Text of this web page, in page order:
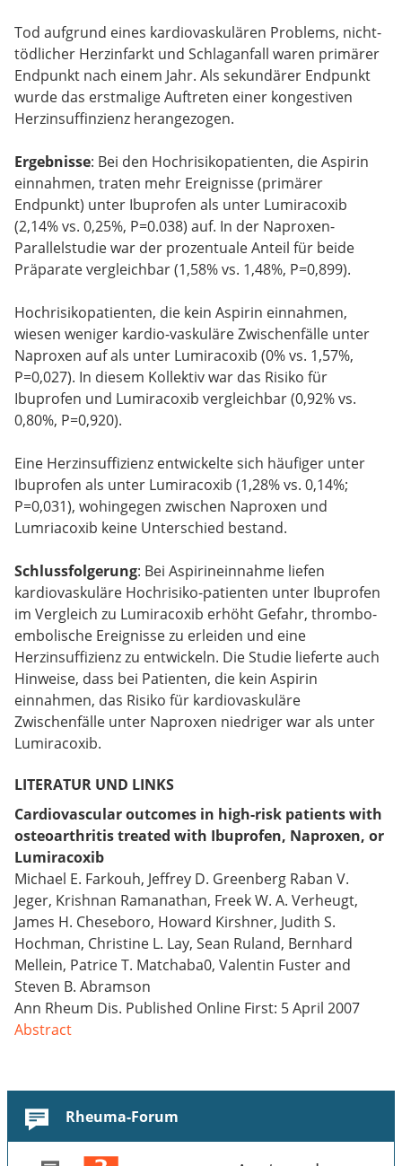
Tod aufgrund eines kardiovaskulären Problems, nicht-
tödlicher Herzinfarkt und Schlaganfall waren primärer
Endpunkt nach einem Jahr. Als sekundärer Endpunkt
wurde das erstmalige Auftreten einer kongestiven
Herzinsuffinzienz herangezogen.
Ergebnisse: Bei den Hochrisikopatienten, die Aspirin
einnahmen, traten mehr Ereignisse (primärer
Endpunkt) unter Ibuprofen als unter Lumiracoxib
(2,14% vs. 0,25%, P=0.038) auf. In der Naproxen-
Parallelstudie war der prozentuale Anteil für beide
Präparate vergleichbar (1,58% vs. 1,48%, P=0,899).
Hochrisikopatienten, die kein Aspirin einnahmen,
wiesen weniger kardio-vaskuläre Zwischenfälle unter
Naproxen auf als unter Lumiracoxib (0% vs. 1,57%,
P=0,027). In diesem Kollektiv war das Risiko für
Ibuprofen und Lumiracoxib vergleichbar (0,92% vs.
0,80%, P=0,920).
Eine Herzinsuffizienz entwickelte sich häufiger unter
Ibuprofen als unter Lumiracoxib (1,28% vs. 0,14%;
P=0,031), wohingegen zwischen Naproxen und
Lumriacoxib keine Unterschied bestand.
Schlussfolgerung: Bei Aspirineinnahme liefen
kardiovaskuläre Hochrisiko-patienten unter Ibuprofen
im Vergleich zu Lumiracoxib erhöht Gefahr, thrombo-
embolische Ereignisse zu erleiden und eine
Herzinsuffizienz zu entwickeln. Die Studie lieferte auch
Hinweise, dass bei Patienten, die kein Aspirin
einnahmen, das Risiko für kardiovaskuläre
Zwischenfälle unter Naproxen niedriger war als unter
Lumiracoxib.
LITERATUR UND LINKS
Cardiovascular outcomes in high-risk patients with
osteoarthritis treated with Ibuprofen, Naproxen, or
Lumiracoxib
Michael E. Farkouh, Jeffrey D. Greenberg Raban V.
Jeger, Krishnan Ramanathan, Freek W. A. Verheugt,
James H. Cheseboro, Howard Kirshner, Judith S.
Hochman, Christine L. Lay, Sean Ruland, Bernhard
Mellein, Patrice T. Matchaba0, Valentin Fuster and
Steven B. Abramson
Ann Rheum Dis. Published Online First: 5 April 2007
Abstract
Rheuma-Forum